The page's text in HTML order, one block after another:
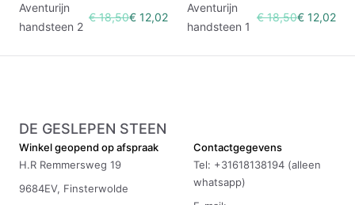
Aventurijn
handsteen 2
€ 18,50€ 12,02
Aventurijn
handsteen 1
€ 18,50€ 12,02
DE GESLEPEN STEEN
Winkel geopend op afspraak
H.R Remmersweg 19
9684EV, Finsterwolde
Contactgegevens
Tel: +31618138194 (alleen
whatsapp)